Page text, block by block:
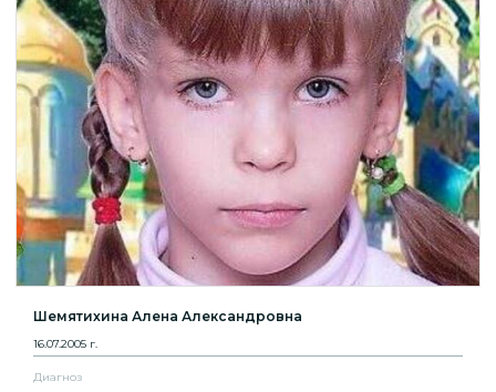
Шемятихина Алена Александровна
16.07.2005 г.
Диагноз